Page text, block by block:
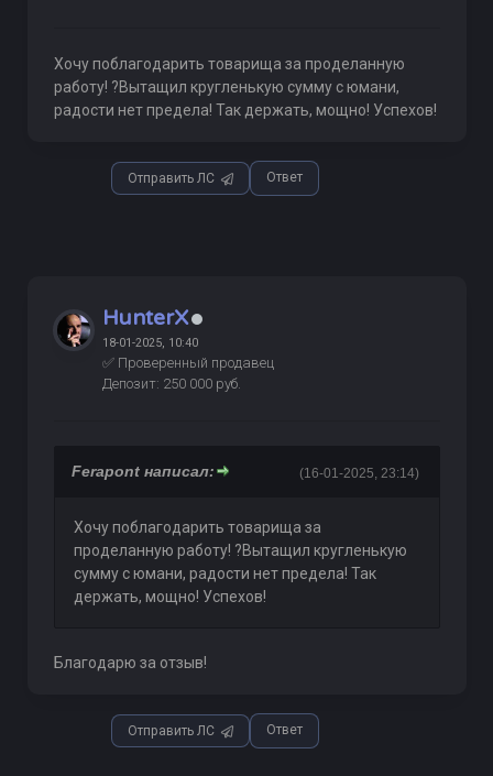
Хочу поблагодарить товарища за проделанную
работу! ?Вытащил кругленькую сумму с юмани,
радости нет предела! Так держать, мощно! Успехов!
Отправить ЛС Ответ
HunterX
18-01-2025, 10:40
✅ Проверенный продавец
Депозит: 250 000 руб.
(16-01-2025, 23:14)
Ferapont написал:
Хочу поблагодарить товарища за
проделанную работу! ?Вытащил кругленькую
сумму с юмани, радости нет предела! Так
держать, мощно! Успехов!
Благодарю за отзыв!
Отправить ЛС Ответ